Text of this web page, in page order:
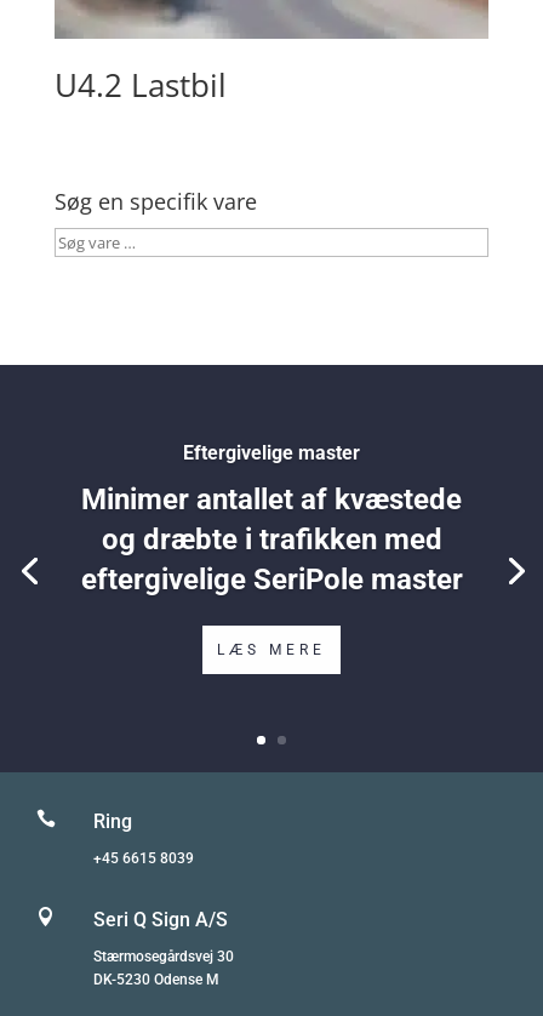
U4.2 Lastbil
Søg en specifik vare
Søg
Eftergivelige master
Minimer antallet af kvæstede
og dræbte i trafikken med
eftergivelige SeriPole master
LÆS MERE
 Ring
+45 6615 8039
 Seri Q Sign A/S
Stærmosegårdsvej 30
DK-5230 Odense M